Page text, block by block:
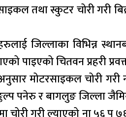
तथा स्कुटर चोरी गरी
जिल्लाका विभिन्न
पाइएको चितवन प्रहरी
मोटरसाइकल चोरी
पनेरु र बागलुङ जिल्ला